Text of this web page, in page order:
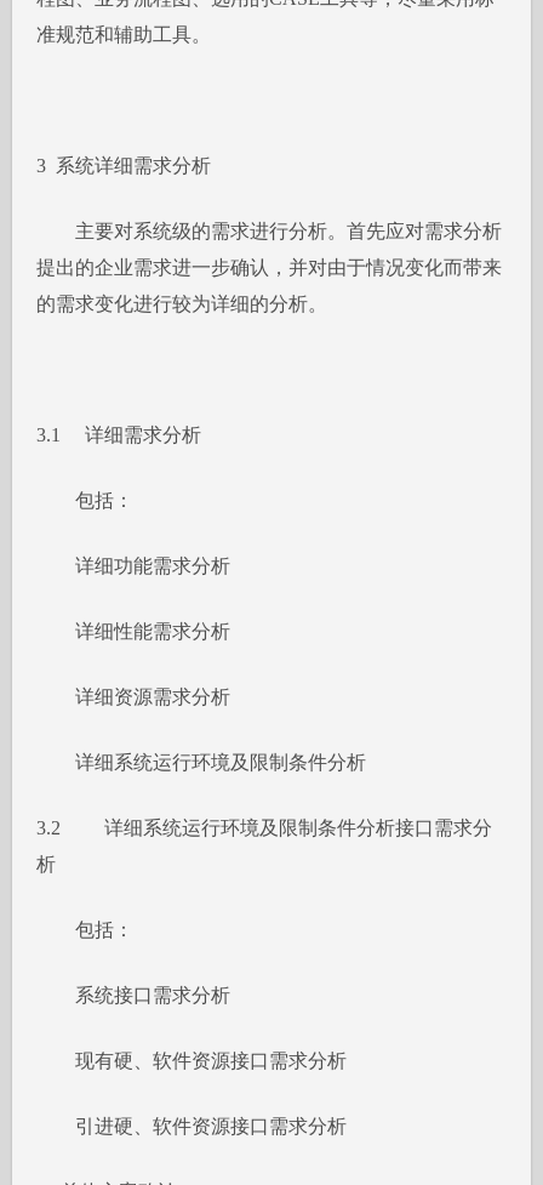
准规范和辅助工具。
3 系统详细需求分析
主要对系统级的需求进行分析。首先应对需求分析
提出的企业需求进一步确认，并对由于情况变化而带来
的需求变化进行较为详细的分析。
3.1 详细需求分析
包括：
详细功能需求分析
详细性能需求分析
详细资源需求分析
详细系统运行环境及限制条件分析
3.2 详细系统运行环境及限制条件分析接口需求分
析
包括：
系统接口需求分析
现有硬、软件资源接口需求分析
引进硬、软件资源接口需求分析